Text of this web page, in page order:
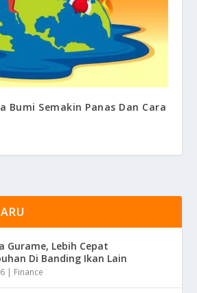
Bumi Semakin Panas Dan Cara
Gurame, Lebih Cepat
Di Banding Ikan Lain
| Finance